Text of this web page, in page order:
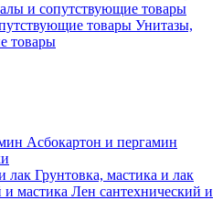
и сопутствующие товары
Унитазы,
товары
Асбокартон и пергамин
Грунтовка, мастика и лак
Лен сантехнический и